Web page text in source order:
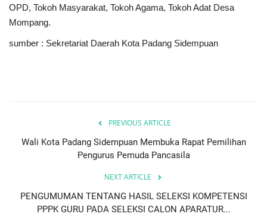
OPD, Tokoh Masyarakat, Tokoh Agama, Tokoh Adat Desa
Mompang.
sumber : Sekretariat Daerah Kota Padang Sidempuan
PREVIOUS ARTICLE
Wali Kota Padang Sidempuan Membuka Rapat Pemilihan
Pengurus Pemuda Pancasila
NEXT ARTICLE
PENGUMUMAN TENTANG HASIL SELEKSI KOMPETENSI
PPPK GURU PADA SELEKSI CALON APARATUR...